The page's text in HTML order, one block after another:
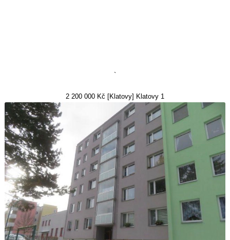
`
2 200 000 Kč [Klatovy] Klatovy 1